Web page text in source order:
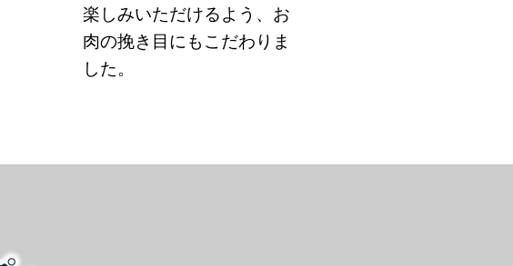
楽しみいただけるよう、お
肉の挽き目にもこだわりま
した。